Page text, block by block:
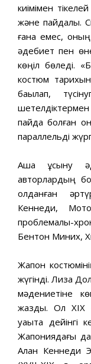
киімімен
және пайдалы.
ғана емес, оның
әдебиет пен
көңіл бөледі.
костюм
бақылап,
пайда болған
параллельді
Аша ұсыну
авторлардың
қолданған
Кеннеди,
проблемалық-
Бентон Миних,
Жапон
жүгінді. Лиза
мәдениетіне
жазды. Ол XIX
уақытқа
Жапониядағы
Алан Кеннеди